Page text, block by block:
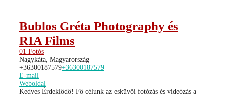
Bublos Gréta Photography és
RIA Films
01 Fotós
Nagykáta, Magyarország
+36300187579+36300187579
E-mail
Weboldal
Kedves Érdeklődő! Fő célunk az esküvői fotózás és videózás a